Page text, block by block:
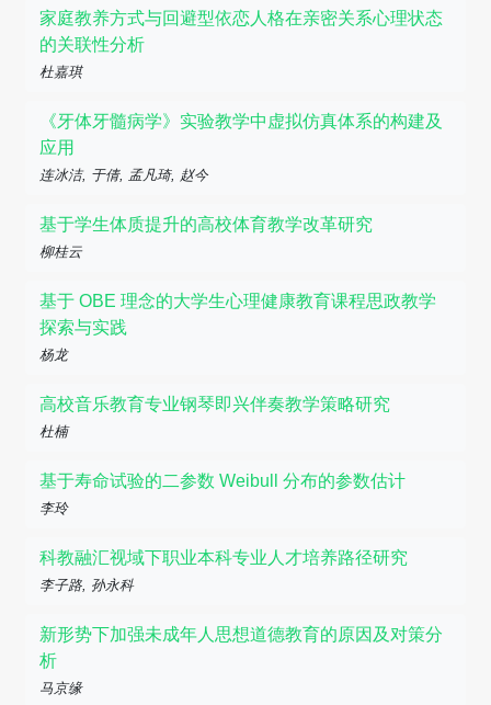
家庭教养方式与回避型依恋人格在亲密关系心理状态
的关联性分析
杜嘉琪
《牙体牙髓病学》实验教学中虚拟仿真体系的构建及
应用
连冰洁, 于倩, 孟凡琦, 赵今
基于学生体质提升的高校体育教学改革研究
柳桂云
基于 OBE 理念的大学生心理健康教育课程思政教学
探索与实践
杨龙
高校音乐教育专业钢琴即兴伴奏教学策略研究
杜楠
基于寿命试验的二参数 Weibull 分布的参数估计
李玲
科教融汇视域下职业本科专业人才培养路径研究
李子路, 孙永科
新形势下加强未成年人思想道德教育的原因及对策分
析
马京缘